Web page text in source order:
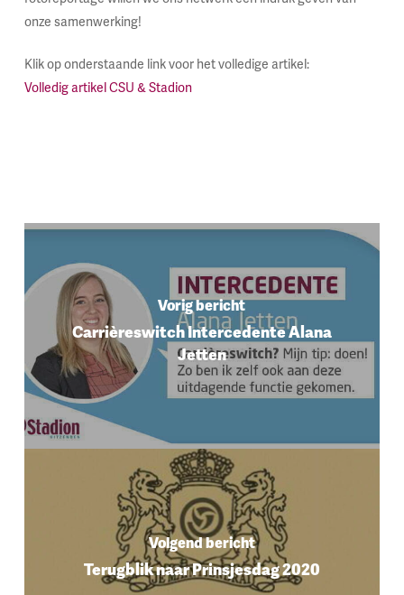
onze samenwerking!
Klik op onderstaande link voor het volledige artikel:
Volledig artikel CSU & Stadion
Vorig bericht
Carrièreswitch Intercedente Alana
Jetten
Volgend bericht
Terugblik naar Prinsjesdag 2020